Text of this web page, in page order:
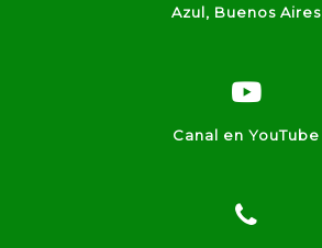
Azul, Buenos Aires
Canal en YouTube